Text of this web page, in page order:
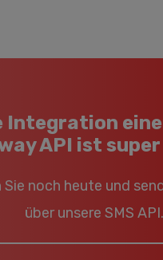
Integration
API ist
noch heute und
über unsere SMS API.